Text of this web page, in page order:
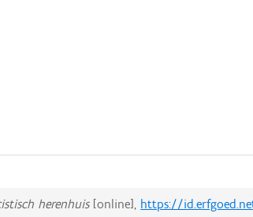
herenhuis[online], https://